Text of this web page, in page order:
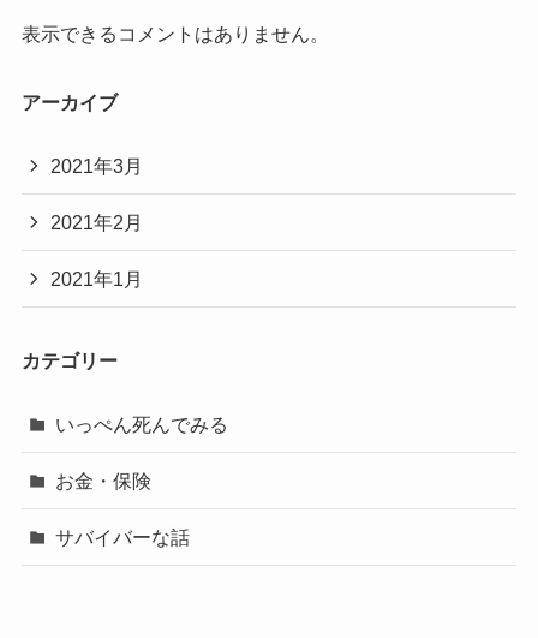
表示できるコメントはありません。
アーカイブ
2021年3月
2021年2月
2021年1月
カテゴリー
いっぺん死んでみる
お金・保険
サバイバーな話